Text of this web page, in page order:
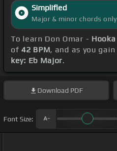
Simplified
Major & minor chords only
To learn Don Omar -
of42 BPM, and as you
key: Eb Major.
Download PDF
Font Size: